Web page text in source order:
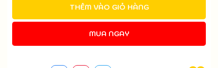
THÊM VÀO GIỎ HÀNG
MUA NGAY